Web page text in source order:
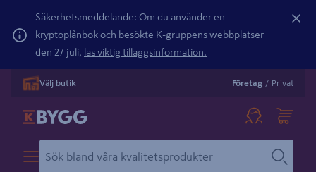
Säkerhetsmeddelande: Om du använder en
kryptoplånbok och besökte K-gruppens webbplatser
den 27 juli, läs viktig tilläggsinformation.
Välj butik Företag / Privat